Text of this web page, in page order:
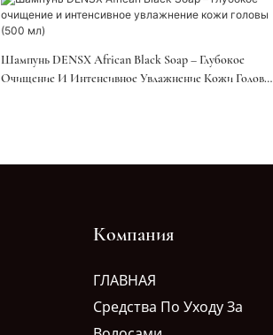
Шампунь DENSX African Black Soap – Глубокое
Очищение И Интенсивное Увлажнение Кожи Головы
Компания
ГЛАВНАЯ
Средства По Уходу За